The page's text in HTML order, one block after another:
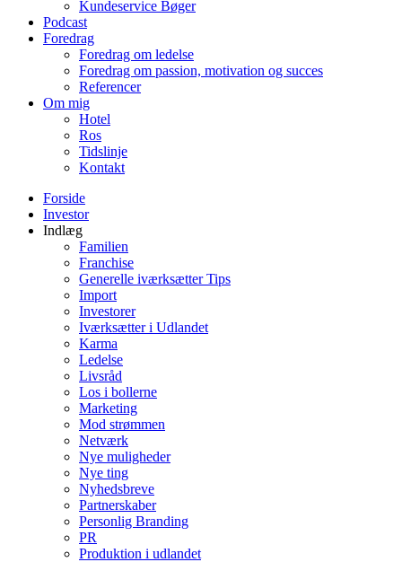
Kundeservice Bøger
Podcast
Foredrag
Foredrag om ledelse
Foredrag om passion, motivation og succes
Referencer
Om mig
Hotel
Ros
Tidslinje
Kontakt
Forside
Investor
Indlæg
Familien
Franchise
Generelle iværksætter Tips
Import
Investorer
Iværksætter i Udlandet
Karma
Ledelse
Livsråd
Los i bollerne
Marketing
Mod strømmen
Netværk
Nye muligheder
Nye ting
Nyhedsbreve
Partnerskaber
Personlig Branding
PR
Produktion i udlandet